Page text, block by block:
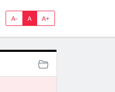
A- A A+